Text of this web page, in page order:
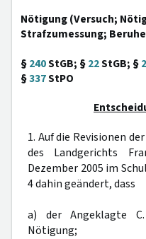
Nötigung (Versuch;
Strafzumessung;
§240StGB; §22StGB; §
§337StPO
1. Auf die Revisionen
des Landgerichts
Dezember 2005 im
4 dahin geändert, dass
a) der Angeklagte
Nötigung;